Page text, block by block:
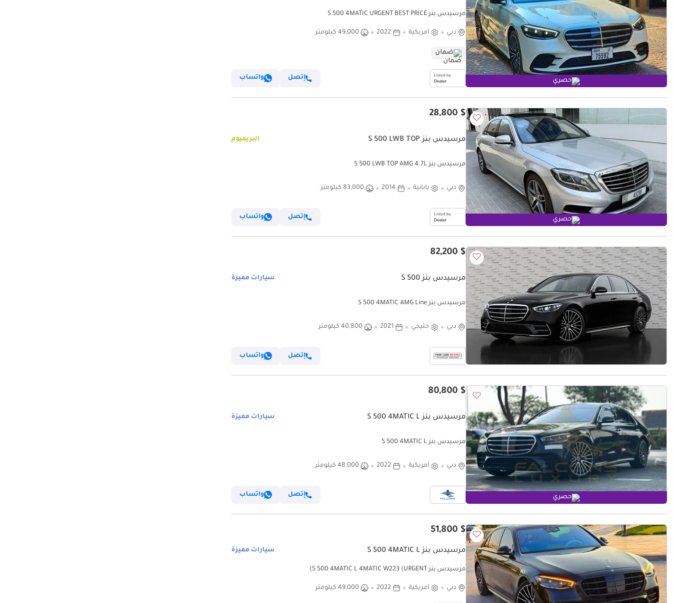
حصري
مرسيدس بنز S 500 4MATIC URGENT BEST PRICE
دبي أمريكية 2022 49,000 كيلومتر
ضمان
إتصل واتساب
حصري
$ 28,800
مرسيدس بنز S 500 LWB TOP البريميوم
مرسيدس بنز S 500 LWB TOP AMG 4.7L
دبي يابانية 2014 83,000 كيلومتر
إتصل واتساب
$ 82,200
مرسيدس بنز S 500 سيارات مميزة
مرسيدس بنز S 500 4MATIC AMG Line
دبي خليجي 2021 40,800 كيلومتر
إتصل واتساب
حصري
$ 80,800
مرسيدس بنز S 500 4MATIC L سيارات مميزة
مرسيدس بنز S 500 4MATIC L
دبي أمريكية 2022 48,000 كيلومتر
إتصل واتساب
$ 51,800
مرسيدس بنز S 500 4MATIC L سيارات مميزة
مرسيدس بنز S 500 4MATIC L 4MATIC W223 (URGENT)
دبي أمريكية 2022 49,000 كيلومتر